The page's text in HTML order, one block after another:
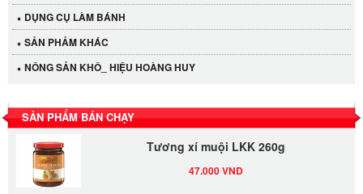
DỤNG CỤ LÀM BÁNH
SẢN PHẢM KHÁC
NÔNG SẢN KHÔ_ HIỆU HOÀNG HUY
SẢN PHẨM BÁN CHẠY
Cần Tây Đà Lạt
40.000 VND
LỐC 12 HỦ Tương xí muội LKK 260g
Tương xí muội LKK 260g